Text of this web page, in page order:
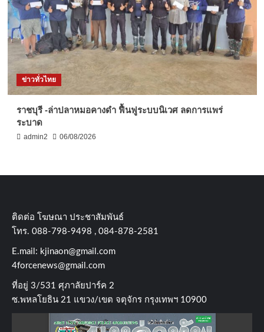
ข่าวทั่วไทย
ราชบุรี -ล่าปลาหมอคางดำ ฟื้นฟูระบบนิเวศ ลดการแพร่
ระบาด
admin2 06/08/2026
ติดต่อ​ โฆษณา​ ประชาสัมพันธ์
โทร​. 088-798-9498 , 084-878-2581
E.mail: kjinaon@gmail.com
4forcenews@gmail.com
ที่อยู่​ 3/531​ ศุภาลัยปาร์ค​ 2
ซ.พหลโยธิน​ 21​ แขวง/เขต​ จตุจักร​ กรุงเทพฯ 10900